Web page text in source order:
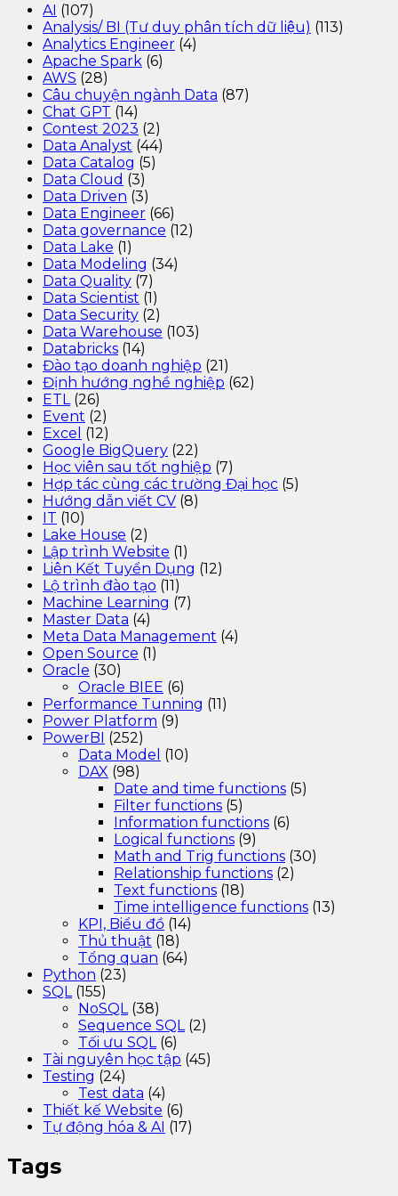
AI (107)
Analysis/ BI (Tư duy phân tích dữ liệu) (113)
Analytics Engineer (4)
Apache Spark (6)
AWS (28)
Câu chuyện ngành Data (87)
Chat GPT (14)
Contest 2023 (2)
Data Analyst (44)
Data Catalog (5)
Data Cloud (3)
Data Driven (3)
Data Engineer (66)
Data governance (12)
Data Lake (1)
Data Modeling (34)
Data Quality (7)
Data Scientist (1)
Data Security (2)
Data Warehouse (103)
Databricks (14)
Đào tạo doanh nghiệp (21)
Định hướng nghề nghiệp (62)
ETL(26)
Event (2)
Excel (12)
Google BigQuery (22)
Học viên sau tốt nghiệp (7)
Hợp tác cùng các trường Đại học (5)
Hướng dẫn viết CV (8)
IT (10)
Lake House (2)
Lập trình Website (1)
Liên Kết Tuyển Dụng (12)
Lộ trình đào tạo (11)
Machine Learning (7)
Master Data (4)
Meta Data Management (4)
Open Source (1)
Oracle (30)
Oracle BIEE (6)
Performance Tunning (11)
Power Platform (9)
PowerBI (252)
Data Model (10)
DAX (98)
Date and time functions (5)
Filter functions (5)
Information functions (6)
Logical functions (9)
Math and Trig functions (30)
Relationship functions (2)
Text functions (18)
Time intelligence functions (13)
KPI, Biểu đồ (14)
Thủ thuật (18)
Tổng quan (64)
Python (23)
SQL(155)
NoSQL(38)
Sequence SQL(2)
Tối ưu SQL(6)
Tài nguyên học tập (45)
Testing (24)
Test data (4)
Thiết kế Website (6)
Tự động hóa & AI (17)
Tags